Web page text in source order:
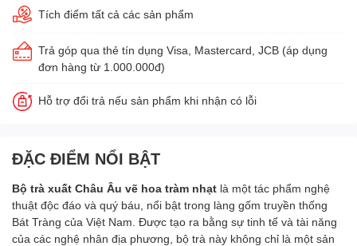
Tích điểm tất cả các sản phẩm
Trả góp qua thẻ tín dụng Visa, Mastercard, JCB (áp dụng
đơn hàng từ 1.000.000đ)
Hỗ trợ đổi trả nếu sản phẩm khi nhận có lỗi
ĐẶC ĐIỂM NỔI BẬT
Bộ trà xuất Châu Âu vẽ hoa tràm nhạt là một tác phẩm nghệ
thuật độc đáo và quý báu, nổi bật trong làng gốm truyền thống
Bát Tràng của Việt Nam. Được tạo ra bằng sự tinh tế và tài năng
của các nghệ nhân địa phương, bộ trà này không chỉ là một sản